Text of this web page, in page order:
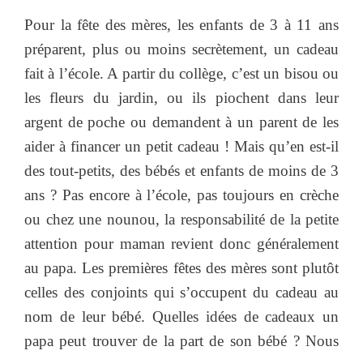
Pour la fête des mères, les enfants de 3 à 11 ans
préparent, plus ou moins secrètement, un cadeau
fait à l’école. A partir du collège, c’est un bisou ou
les fleurs du jardin, ou ils piochent dans leur
argent de poche ou demandent à un parent de les
aider à financer un petit cadeau ! Mais qu’en est-il
des tout-petits, des bébés et enfants de moins de 3
ans ? Pas encore à l’école, pas toujours en crèche
ou chez une nounou, la responsabilité de la petite
attention pour maman revient donc généralement
au papa. Les premières fêtes des mères sont plutôt
celles des conjoints qui s’occupent du cadeau au
nom de leur bébé. Quelles idées de cadeaux un
papa peut trouver de la part de son bébé ? Nous